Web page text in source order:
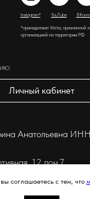
Личный кабинет
права защищены
Анатольевна ИНН
12 пом.7
YouTube
Instagram*
*принадлежит Meta, признанной
организацией на территории РФ
соглашаетесь с тем, что